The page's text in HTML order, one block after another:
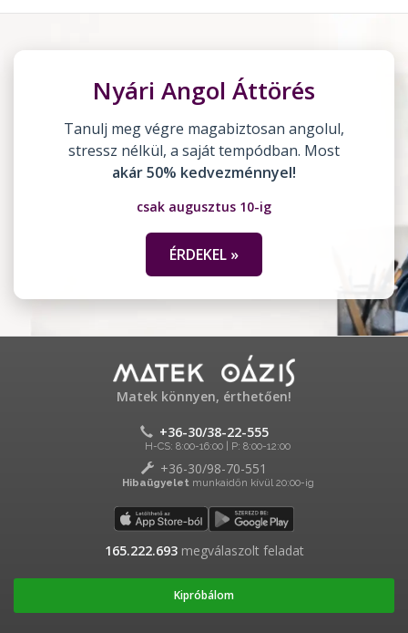
Nyári Angol Áttörés
Tanulj meg végre magabiztosan angolul,
stressz nélkül, a saját tempódban. Most
akár 50% kedvezménnyel!
csak augusztus 10-ig
ÉRDEKEL »
Matek könnyen, érthetően!
+36-30/38-22-555
H-CS: 8:00-16:00 | P: 8:00-12:00
+36-30/98-70-551
Hibaügyeletmunkaidőn kívül 20:00-ig
165.222.693megválaszolt feladat
Kipróbálom